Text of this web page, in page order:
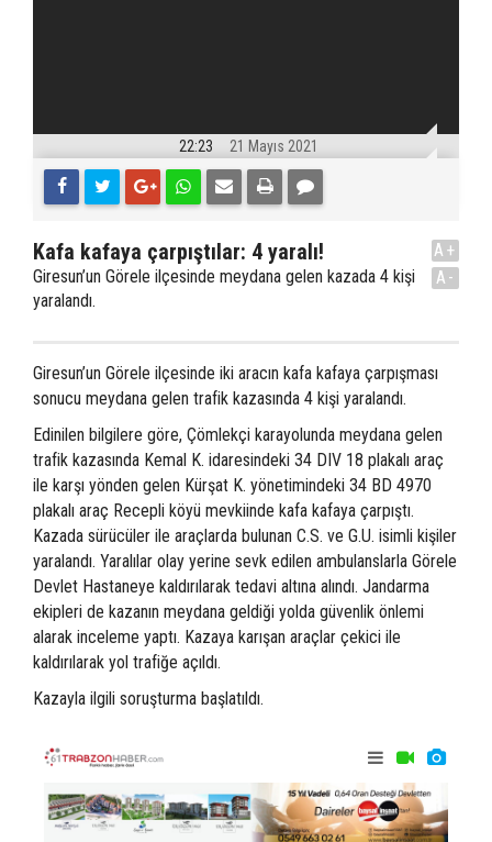
22:23 21 Mayıs 2021
Kafa kafaya çarpıştılar: 4 yaralı!
Giresun’un Görele ilçesinde meydana gelen kazada 4 kişi
yaralandı.
A+
A-
Giresun’un Görele ilçesinde iki aracın kafa kafaya çarpışması
sonucu meydana gelen trafik kazasında 4 kişi yaralandı.
Edinilen bilgilere göre, Çömlekçi karayolunda meydana gelen
trafik kazasında Kemal K. idaresindeki 34 DIV 18 plakalı araç
ile karşı yönden gelen Kürşat K. yönetimindeki 34 BD 4970
plakalı araç Recepli köyü mevkiinde kafa kafaya çarpıştı.
Kazada sürücüler ile araçlarda bulunan C.S. ve G.U. isimli kişiler
yaralandı. Yaralılar olay yerine sevk edilen ambulanslarla Görele
Devlet Hastaneye kaldırılarak tedavi altına alındı. Jandarma
ekipleri de kazanın meydana geldiği yolda güvenlik önlemi
alarak inceleme yaptı. Kazaya karışan araçlar çekici ile
kaldırılarak yol trafiğe açıldı.
Kazayla ilgili soruşturma başlatıldı.